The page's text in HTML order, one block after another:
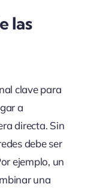
las
clave para
a
directa. Sin
debe ser
ejemplo, un
una